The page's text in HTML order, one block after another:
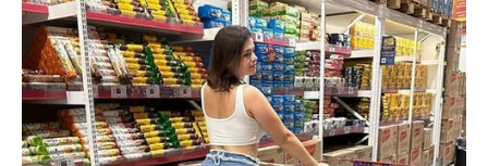
Ovaj dan vam donosi priliku da shvatite koliko ste zapravo
jaki i koliko je važno da slušate svoje srce.
Lav